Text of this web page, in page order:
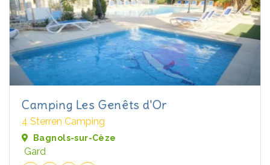
Camping Les Genêts d'Or
4 Sterren Camping
Bagnols-sur-Cèze
Gard